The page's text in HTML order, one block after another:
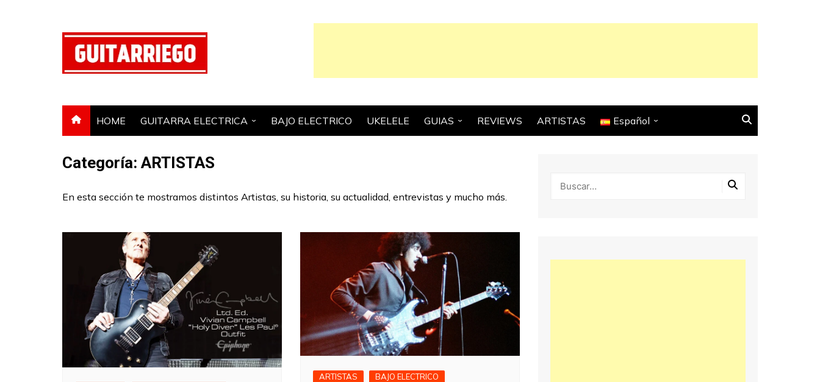
HOME GUITARRA ELECTRICA
AMPLIFICADOR
BAJO ELECTRICO UKELELE GUIAS
COMPRADORES
TEORIA MUSICAL Y
TECNICA
ACORDES Y
TABLATURAS
REVIEWS ARTISTAS Español
Categoría:ARTISTAS
En esta sección te mostramos distintos Artistas, su historia, su actualidad, entrevistas y mucho más.
ARTISTAS
BAJO ELECTRICO